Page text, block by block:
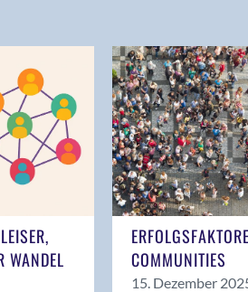
WANDEL
COMMUNITIES
15. Dezember